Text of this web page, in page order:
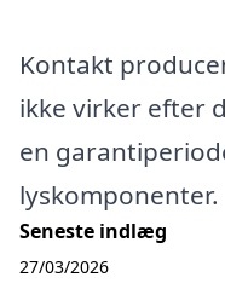
Kontakt
ikke virker efter
en
lyskomponenter.
Seneste indlæg
27/03/2026